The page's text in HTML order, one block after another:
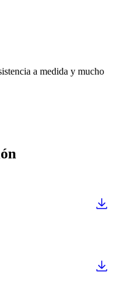
a medida y mucho